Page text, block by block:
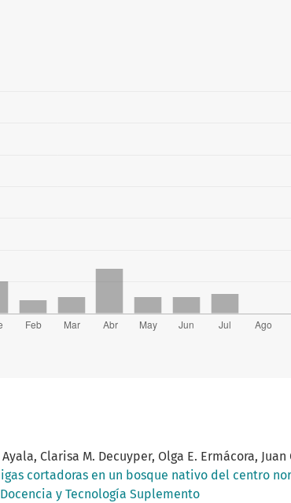
Clarisa M. Decuyper, Olga E. Ermácora,
cortadoras en un bosque nativo del centro
y Tecnología Suplemento